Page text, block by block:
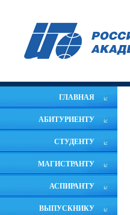
ГЛАВНАЯ
АБИТУРИЕНТУ
СТУДЕНТУ
МАГИСТРАНТУ
АСПИРАНТУ
ВЫПУСКНИКУ